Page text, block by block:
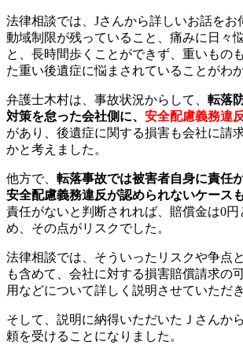
法律相談では、Jさんから詳しいお話をお
動域制限が残っていること、痛みに日々
と、長時間歩くことができず、重いもの
た重い後遺症に悩まされていることがわ
弁護士木村は、事故状況からして、 転落
対策を怠った会社側に、 安全配慮義務違
があり、後遺症に関する損害も会社に請
かと考えました。
他方で、 転落事故では被害者自身に責任
安全配慮義務違反が認められないケース
責任がないと判断されれば、賠償金は0円
め、その点がリスクでした。
法律相談では、そういったリスクや争点
も含めて、会社に対する損害賠償請求の
用などについて詳しく説明させていただ
そして、説明に納得いただいたＪさんか
頼を受けることになりました。